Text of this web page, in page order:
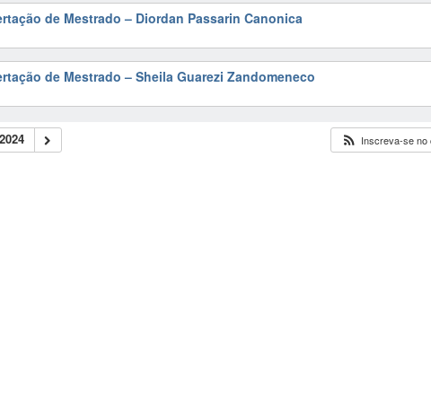
de Mestrado – Diordan Passarin Canonica
de Mestrado – Sheila Guarezi Zandomeneco
Inscreva-se no